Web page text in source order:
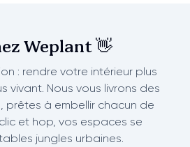
Weplant 👋
: rendre votre intérieur plus
vivant. Nous vous livrons des
à embellir chacun de
et hop, vos espaces se
jungles urbaines.